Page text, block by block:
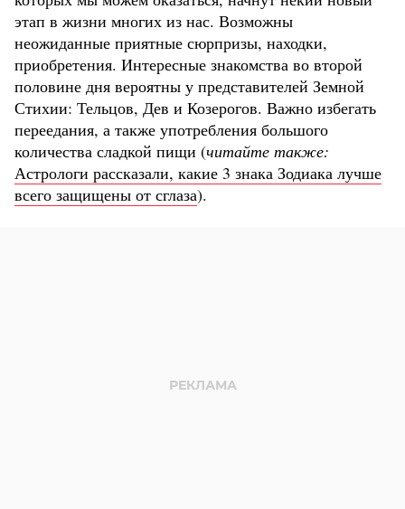
этап в жизни многих из нас. Возможны
неожиданные приятные сюрпризы, находки,
приобретения. Интересные знакомства во второй
половине дня вероятны у представителей Земной
Стихии: Тельцов, Дев и Козерогов. Важно избегать
переедания, а также употребления большого
количества сладкой пищи (читайте также:
Астрологи рассказали, какие 3 знака Зодиака лучше
всего защищены от сглаза).